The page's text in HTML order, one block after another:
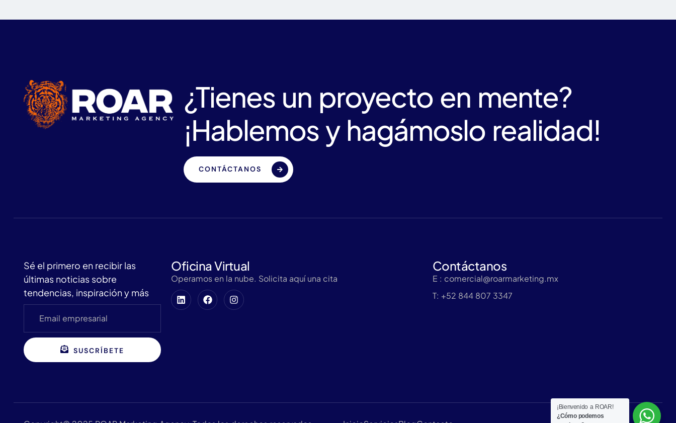
¿Tienes un proyecto en mente?
¡Hablemos y hagámoslo realidad!
CONTÁCTANOS
Sé el primero en recibir las
últimas noticias sobre
tendencias, inspiración y más
SUSCRÍBETE
Oficina Virtual
Operamos en la nube. Solicita aquí una cita
Contáctanos
E : comercial@roarmarketing.mx
T: +52 844 807 3347
¡Bienvenido a ROAR!
¿Cómo podemos